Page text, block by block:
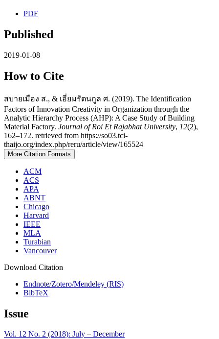
PDF
Published
2019-01-08
How to Cite
สบายเมือง ส., & เอี่ยมรัตนกูล ศ. (2019). The Identification
Factors of Innovation Creativity in Organization through the
Analytic Hierarchy Process (AHP): A Case Study of Building
Material Factory. Journal of Roi Et Rajabhat University, 12(2),
162–172. retrieved from https://so03.tci-
thaijo.org/index.php/reru/article/view/165524
More Citation Formats
ACM
ACS
APA
ABNT
Chicago
Harvard
IEEE
MLA
Turabian
Vancouver
Download Citation
Endnote/Zotero/Mendeley (RIS)
BibTeX
Issue
Vol. 12 No. 2 (2018): July – December